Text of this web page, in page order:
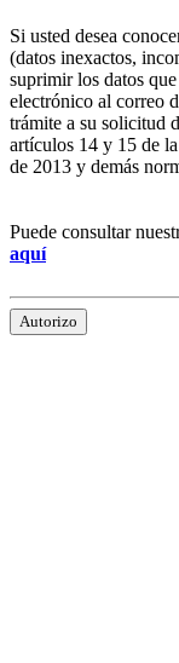
Si usted desea
(datos inexactos,
suprimir los datos
electrónico al correo
trámite a su solicitud
artículos 14 y 15 de
de 2013 y demás
Puede consultar
aquí
Autorizo